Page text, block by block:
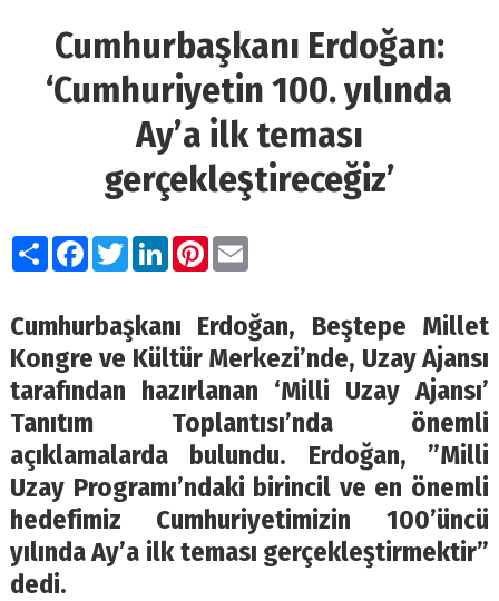
Cumhurbaşkanı Erdoğan:
‘Cumhuriyetin 100. yılında
Ay’a ilk teması
gerçekleştireceğiz’
PaylaşFacebook
TwitterLinkedIn
Pinterest
Email
Cumhurbaşkanı Erdoğan, Beştepe Millet
Kongre ve Kültür Merkezi’nde, Uzay Ajansı
tarafından hazırlanan ‘Milli Uzay Ajansı’
Tanıtım Toplantısı’nda önemli
açıklamalarda bulundu. Erdoğan, ”Milli
Uzay Programı’ndaki birincil ve en önemli
hedefimiz Cumhuriyetimizin 100’üncü
yılında Ay’a ilk teması gerçekleştirmektir”
dedi.